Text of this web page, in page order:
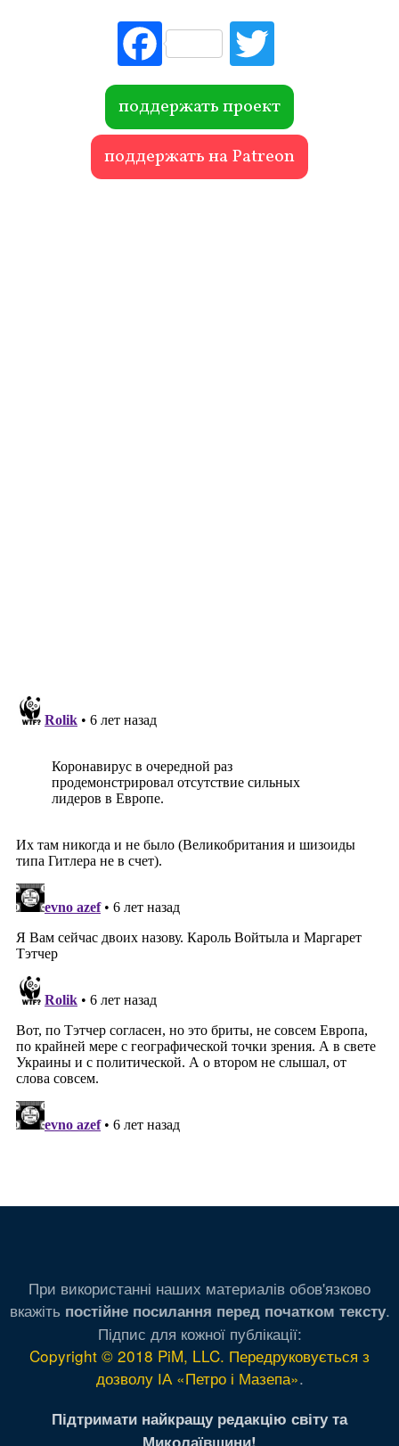
Fac
ebo
ok r
поддержать проект
поддержать на Patreon
При використанні наших материалів обов'язково
вкажіть постійне посилання перед початком тексту.
Підпис для кожної публікації:
Copyright © 2018 PiM, LLC. Передруковується з
дозволу ІА «Петро і Мазепа».
Підтримати найкращу редакцію світу та
Миколаївщини!